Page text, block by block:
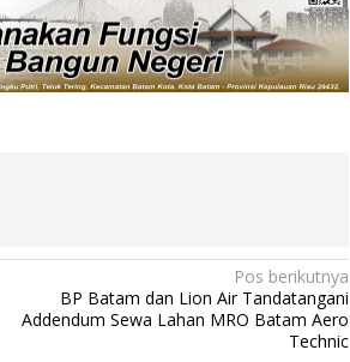
Pos berikutnya
BP Batam dan Lion Air Tandatangani
Addendum Sewa Lahan MRO Batam Aero
Technic